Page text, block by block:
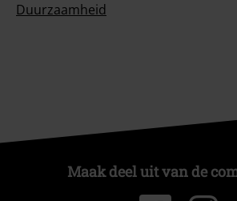
Duurzaamheid
Maak deel uit van de